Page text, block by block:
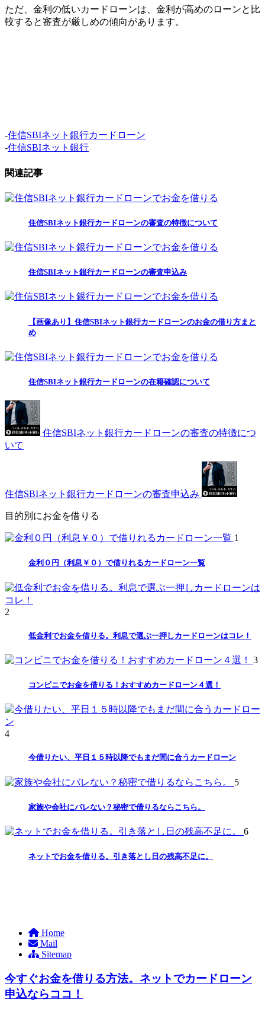
ただ、金利の低いカードローンは、金利が高めのローンと比
較すると審査が厳しめの傾向があります。
-住信SBIネット銀行カードローン
-住信SBIネット銀行
関連記事
住信SBIネット銀行カードローンの審査の特徴について
住信SBIネット銀行カードローンの審査申込み
【画像あり】住信SBIネット銀行カードローンのお金の借り方まと
め
住信SBIネット銀行カードローンの在籍確認について
住信SBIネット銀行カードローンの審査の特徴につ
いて
住信SBIネット銀行カードローンの審査申込み
目的別にお金を借りる
1
金利０円（利息￥０）で借りれるカードローン一覧
2
低金利でお金を借りる。利息で選ぶ一押しカードローンはコレ！
3
コンビニでお金を借りる！おすすめカードローン４選！
4
今借りたい、平日１５時以降でもまだ間に合うカードローン
5
家族や会社にバレない？秘密で借りるならこちら。
6
ネットでお金を借りる。引き落とし日の残高不足に。
Home
Mail
Sitemap
今すぐお金を借りる方法。ネットでカードローン
申込ならココ！